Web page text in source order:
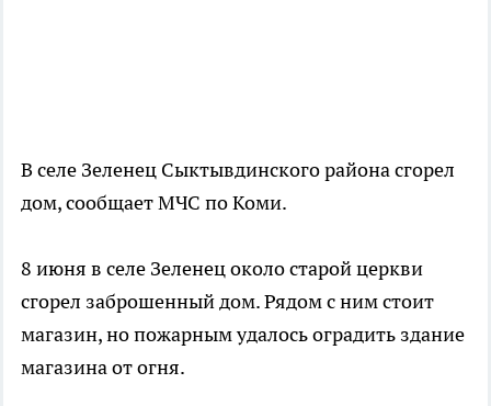
В селе Зеленец Сыктывдинского района сгорел
дом, сообщает МЧС по Коми.
8 июня в селе Зеленец около старой церкви
сгорел заброшенный дом. Рядом с ним стоит
магазин, но пожарным удалось оградить здание
магазина от огня.